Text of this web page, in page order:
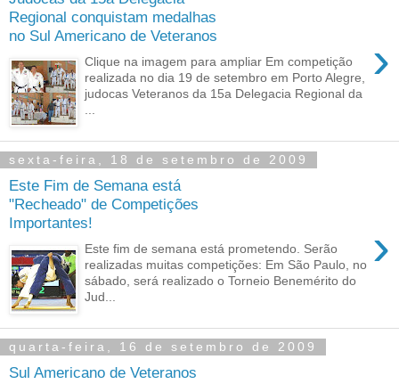
Regional conquistam medalhas
no Sul Americano de Veteranos
›
Clique na imagem para ampliar Em competição
realizada no dia 19 de setembro em Porto Alegre,
judocas Veteranos da 15a Delegacia Regional da
sexta-feira, 18 de setembro de 2009
Este Fim de Semana está
"Recheado" de Competições
Importantes!
›
Este fim de semana está prometendo. Serão
realizadas muitas competições: Em São Paulo, no
sábado, será realizado o Torneio Benemérito do
Jud...
quarta-feira, 16 de setembro de 2009
Sul Americano de Veteranos